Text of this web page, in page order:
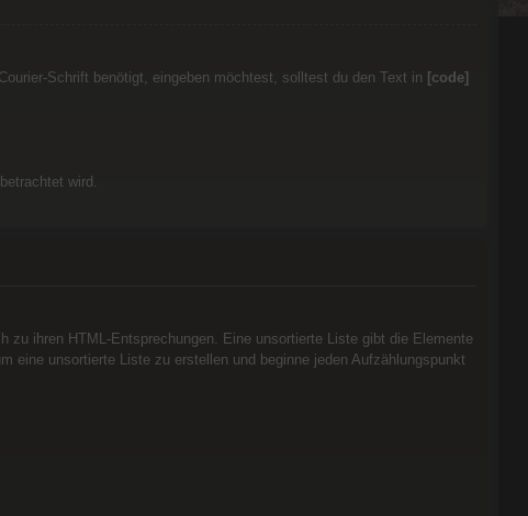
Schrift benötigt, eingeben möchtest, solltest du den Text in [code]
wird.
ihren HTML-Entsprechungen. Eine unsortierte Liste gibt die Elemente
eine unsortierte Liste zu erstellen und beginne jeden Aufzählungspunkt